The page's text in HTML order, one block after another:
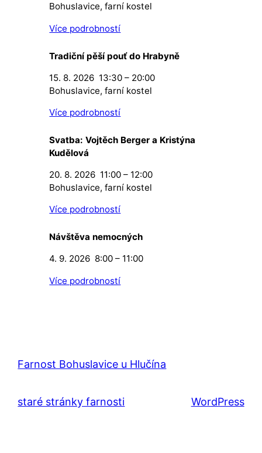
Bohuslavice, farní kostel
Více podrobností
Tradiční pěší pouť do Hrabyně
15. 8. 2026 13:30 – 20:00
Bohuslavice, farní kostel
Více podrobností
Svatba: Vojtěch Berger a Kristýna
Kudělová
20. 8. 2026 11:00 – 12:00
Bohuslavice, farní kostel
Více podrobností
Návštěva nemocných
4. 9. 2026 8:00 – 11:00
Více podrobností
Farnost Bohuslavice u Hlučína
staré stránky farnosti WordPress